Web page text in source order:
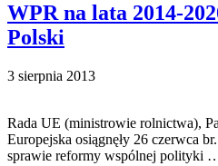
WPR na lata 2014-
Polski
3 sierpnia 2013
Rada UE (ministrowie rolnictwa),
Europejska osiągnęły 26 czerwca
sprawie reformy wspólnej polityki